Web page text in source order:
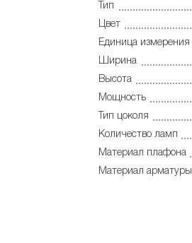
Тип
Цвет
Единица измерения
Ширина
Высота
Мощность
Тип цоколя
Количество ламп
Материал плафона
Материал арматуры